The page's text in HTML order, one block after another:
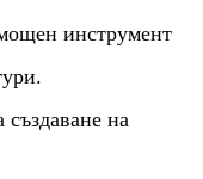
инструмент
на